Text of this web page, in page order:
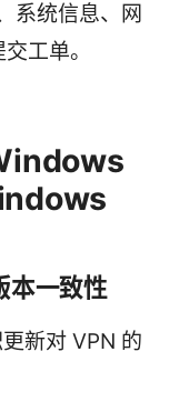
系统信息、网
工单。
本一致性
新对 VPN 的